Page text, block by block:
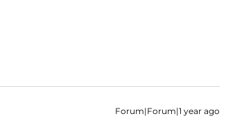
Forum|Forum|1 year ago